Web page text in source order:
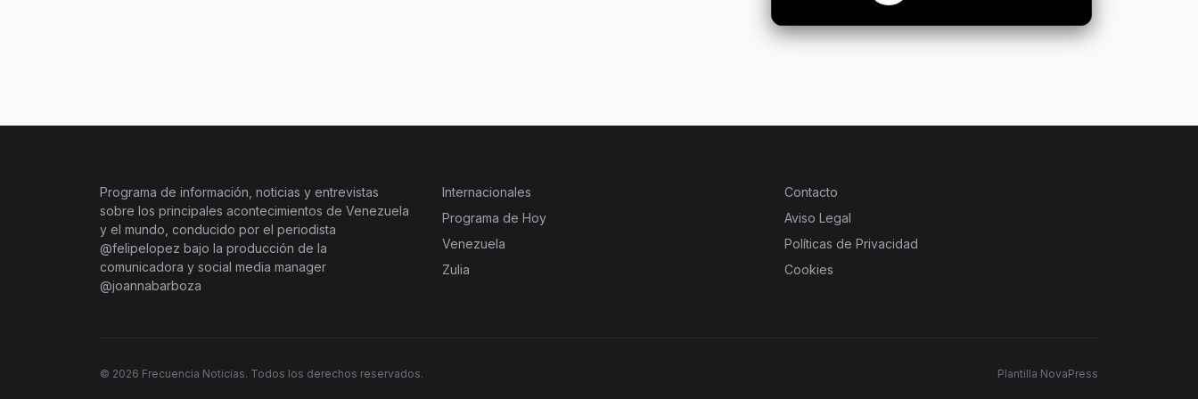
Programa de información, noticias y entrevistas
sobre los principales acontecimientos de Venezuela
y el mundo, conducido por el periodista
@felipelopez bajo la producción de la
comunicadora y social media manager
@joannabarboza
Internacionales
Programa de Hoy
Venezuela
Zulia
Contacto
Aviso Legal
Políticas de Privacidad
Cookies
© 2026 Frecuencia Noticias. Todos los derechos reservados. Plantilla NovaPress